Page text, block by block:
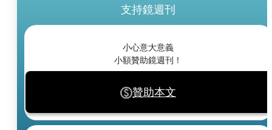
支持鏡週刊
小心意大意義
小額贊助鏡週刊！
贊助本文